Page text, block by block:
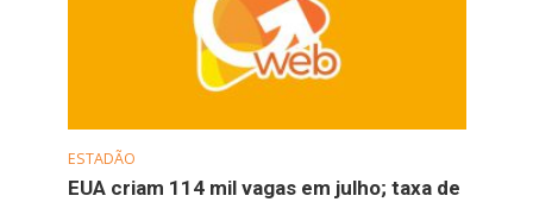
ESTADÃO
EUA criam 114 mil vagas em julho; taxa de